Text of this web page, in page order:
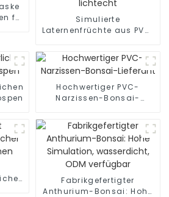
für
Simulierte
Laternenfrüchte aus PVC:
lichtecht
Hochwertiger PVC-
Narzissen-Bonsai-
Fabrikgefertigter
Anthurium-Bonsai: Hohe